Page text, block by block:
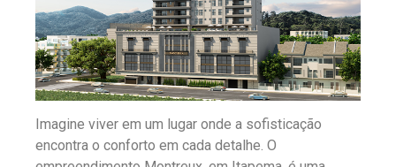
Imagine viver em um lugar onde a sofisticação
encontra o conforto em cada detalhe. O